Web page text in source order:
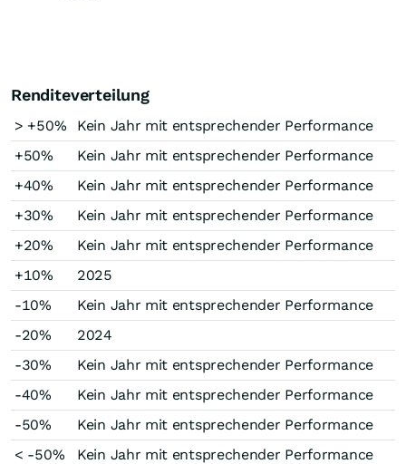
Renditeverteilung
> +50%
Kein Jahr mit entsprechender Performance
+50%
Kein Jahr mit entsprechender Performance
+40%
Kein Jahr mit entsprechender Performance
+30%
Kein Jahr mit entsprechender Performance
+20%
Kein Jahr mit entsprechender Performance
+10%
2025
-10%
Kein Jahr mit entsprechender Performance
-20%
2024
-30%
Kein Jahr mit entsprechender Performance
-40%
Kein Jahr mit entsprechender Performance
-50%
Kein Jahr mit entsprechender Performance
< -50%
Kein Jahr mit entsprechender Performance